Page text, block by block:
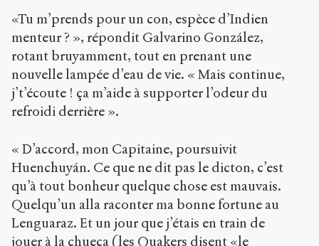
«Tu m’prends pour un con, espèce d’Indien
menteur ? », répondit Galvarino González,
rotant bruyamment, tout en prenant une
nouvelle lampée d’eau de vie. « Mais continue,
j’t’écoute ! ça m’aide à supporter l’odeur du
refroidi derrière ».
« D’accord, mon Capitaine, poursuivit
Huenchuyán. Ce que ne dit pas le dicton, c’est
qu’à tout bonheur quelque chose est mauvais.
Quelqu’un alla raconter ma bonne fortune au
Lenguaraz. Et un jour que j’étais en train de
jouer à la chueca (les Quakers disent «le